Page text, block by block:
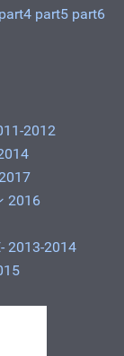
part4 part5 part6
2012
2016
2013-2014